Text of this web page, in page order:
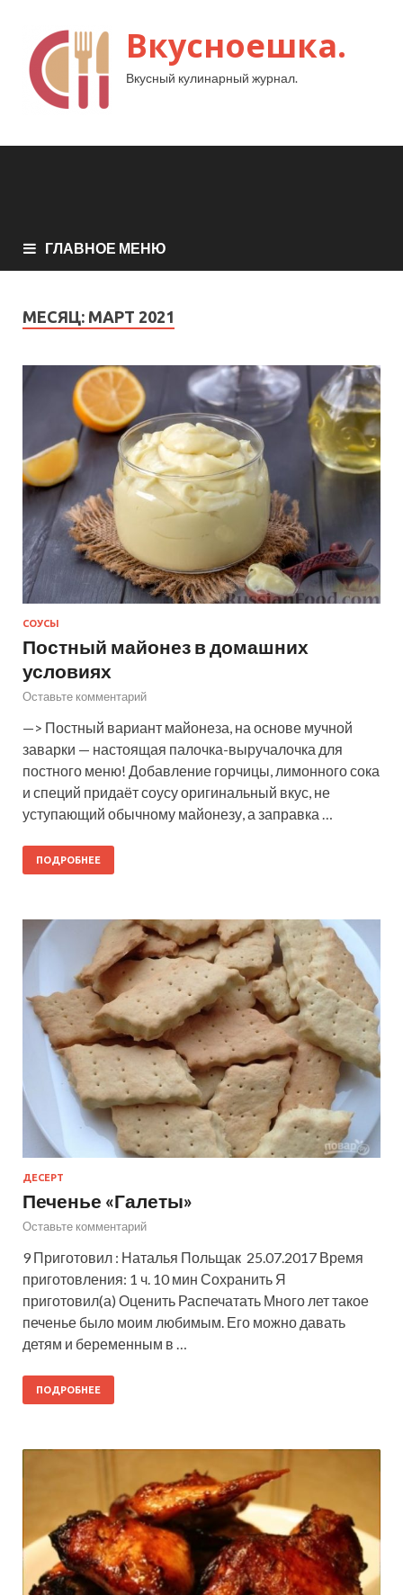
Вкусноешка.
Вкусный кулинарный журнал.
ГЛАВНОЕ МЕНЮ
МЕСЯЦ: МАРТ 2021
СОУСЫ
Постный майонез в домашних
условиях
Оставьте комментарий
—> Постный вариант майонеза, на основе мучной
заварки — настоящая палочка-выручалочка для
постного меню! Добавление горчицы, лимонного сока
и специй придаёт соусу оригинальный вкус, не
уступающий обычному майонезу, а заправка …
ПОДРОБНЕЕ
ДЕСЕРТ
Печенье «Галеты»
Оставьте комментарий
9 Приготовил : Наталья Польщак 25.07.2017 Время
приготовления: 1 ч. 10 мин Сохранить Я
приготовил(а) Оценить Распечатать Много лет такое
печенье было моим любимым. Его можно давать
детям и беременным в …
ПОДРОБНЕЕ